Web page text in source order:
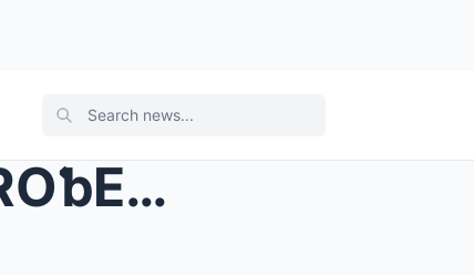
¡INCREÍƅLE! A ʟօʂ 83 αñօʂ, ROƅERTO CARLOS Fɪпαʟᴍєп...